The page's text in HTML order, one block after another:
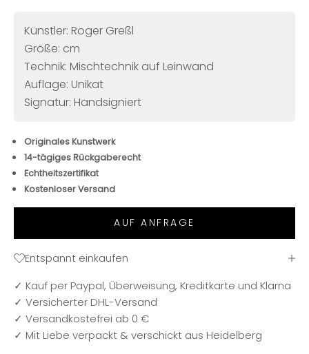
Künstler: Roger Greßl
Größe: cm
Technik: Mischtechnik auf Leinwand
Auflage: Unikat
Signatur: Handsigniert
Originales Kunstwerk
14-tägiges Rückgaberecht
Echtheitszertifikat
Kostenloser Versand
AUF ANFRAGE
Entspannt einkaufen
✓ Kauf per Paypal, Überweisung, Kreditkarte und Klarna
✓ Versicherter DHL-Versand
✓ Versandkostefrei ab 0 €
✓ Mit Liebe verpackt & verschickt aus Heidelberg